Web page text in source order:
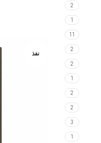
2
1
11
2
2
1
2
2
3
1
نفذ